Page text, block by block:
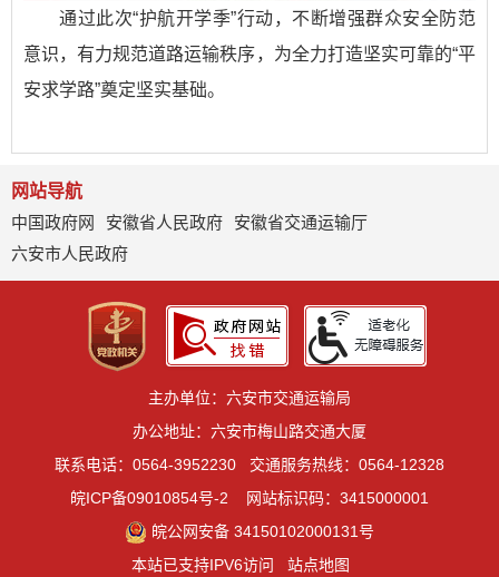
通过此次“护航开学季”行动，不断增强群众安全防范
意识，有力规范道路运输秩序，为全力打造坚实可靠的“平
安求学路”奠定坚实基础。
网站导航
中国政府网
安徽省人民政府
安徽省交通运输厅
六安市人民政府
主办单位：六安市交通运输局
办公地址：六安市梅山路交通大厦
联系电话：0564-3952230
交通服务热线：0564-12328
皖ICP备09010854号-2
网站标识码：3415000001
皖公网安备 34150102000131号
本站已支持IPV6访问
站点地图